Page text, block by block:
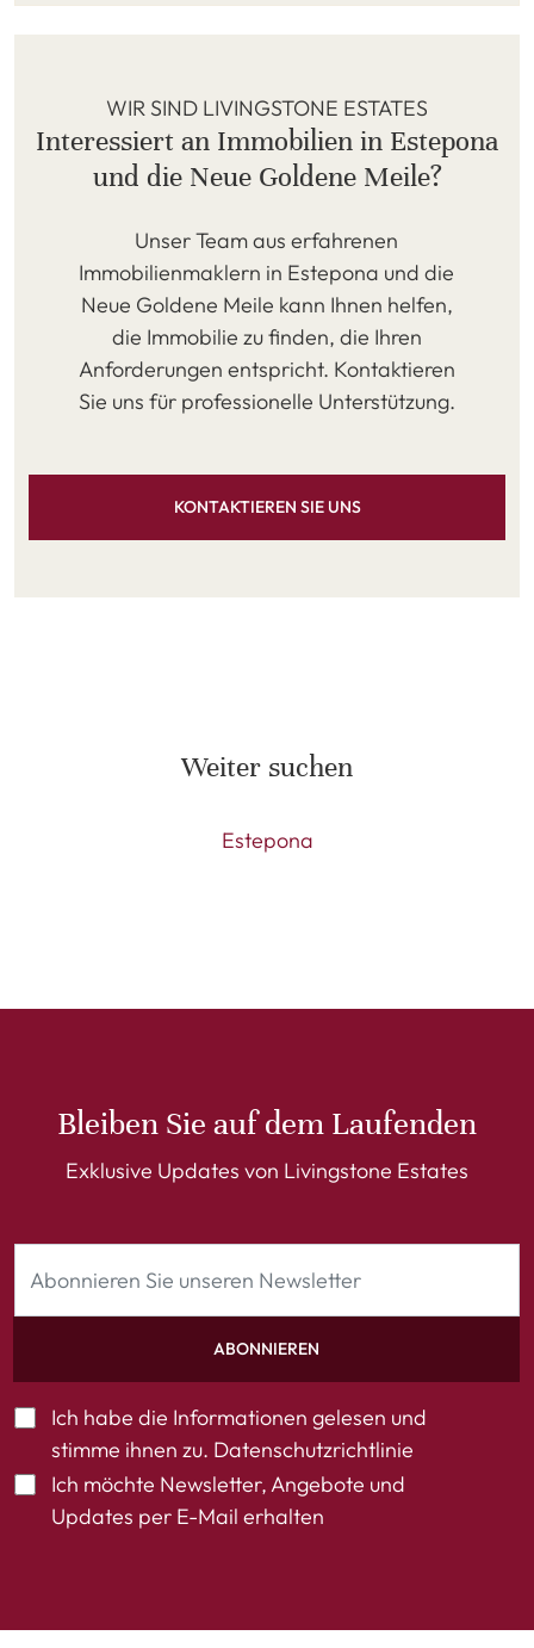
WIR SIND LIVINGSTONE ESTATES
Interessiert an Immobilien in Estepona
und die Neue Goldene Meile?
Unser Team aus erfahrenen
Immobilienmaklern in Estepona und die
Neue Goldene Meile kann Ihnen helfen,
die Immobilie zu finden, die Ihren
Anforderungen entspricht. Kontaktieren
Sie uns für professionelle Unterstützung.
KONTAKTIEREN SIE UNS
Weiter suchen
Estepona
Bleiben Sie auf dem Laufenden
Exklusive Updates von Livingstone Estates
ABONNIEREN
Ich habe die Informationen gelesen und
stimme ihnen zu. Datenschutzrichtlinie
Ich möchte Newsletter, Angebote und
Updates per E-Mail erhalten